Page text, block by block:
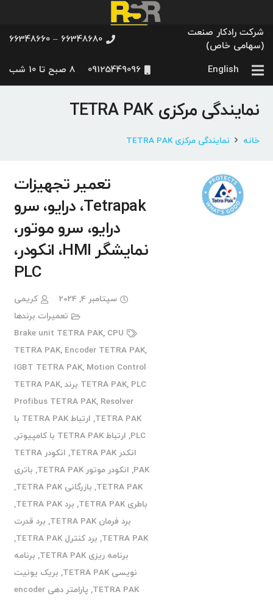
شرکت رادکار صنعت
(سهامی خاص)
66348680 – 66348660
English
09125449096 8 صبح تا 10 شب
نمایندگی مرکزی TETRA PAK
خانه نمایندگی مرکزی TETRA PAK
تعمیر تجهیزات
Tetrapak، درایو، سرو
درایو، سرو موتور،
نمایشگر HMI، انکودر،
PLC
سپتامبر 4, 2024
کریمی
تعمیرات برندها
Brake unit TETRA PAK, CPU
TETRA PAK, Encoder TETRA PAK,
IGBT TETRA PAK, Motion Control
TETRA PAK, PLC برند TETRA PAK
,
Profibus TETRA PAK, Resolver
TETRA PAK
,
ارتباط TETRA PAK با
PLC
, ارتباط TETRA PAK با کامپیوتر
,
انکدر TETRA PAK
,
انکودر TETRA
PAK
, انکودر موتور TETRA PAK , باتری
TETRA PAK
, بازرگانی TETRA PAK
,
باطری TETRA PAK
, برد TETRA PAK
,
برد فرمان TETRA PAK
, برد قدرت
TETRA PAK
, برد کنترل TETRA PAK
,
برنامه ریزی TETRA PAK
, برنامه
نویسی TETRA PAK
, بریک یونیت
TETRA PAK
,
پارامتر دهی encoder